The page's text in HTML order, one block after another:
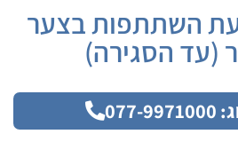
השתתפות בצער
(עד הסגירה)